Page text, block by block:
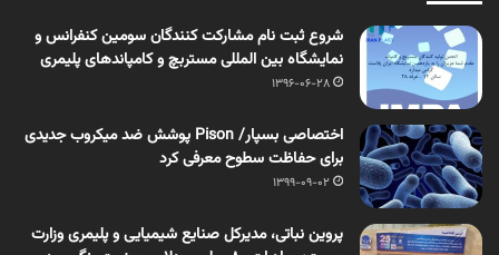
شروع ثبت نام مشارکت کنندگان سومین کنفرانس و
نمایشگاه بین المللی مستربچ و کامپاندهای پلیمری
1396-06-28
اختصاصی بسپار/ Pison پوشش ضد میکروب جدیدی
برای حفاظت سطوح معرفی کرد
1399-09-02
پروین نباتی، مدیرکل صنایع شیمیایی و پلیمری وزارت